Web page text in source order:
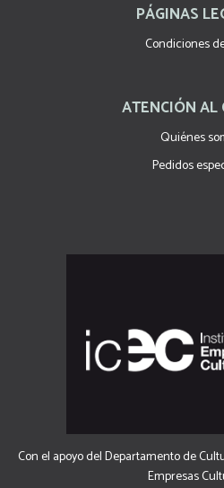
PÁGINAS
Condiciones
ATENCIÓN AL
Quiénes
Pedidos
Con el apoyo del Departamento de
Empresas